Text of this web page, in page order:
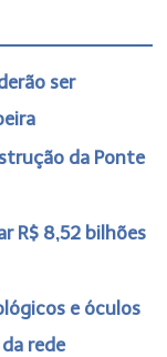
ser
da Ponte
R$ 8,52 bilhões
e óculos
rede